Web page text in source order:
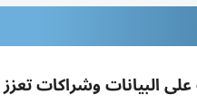
البيانات وشراكات